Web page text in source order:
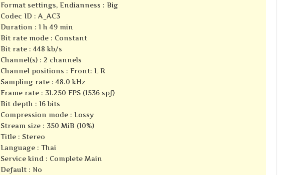
Format settings, Endianness : Big
Codec ID : A_AC3
Duration : 1 h 49 min
Bit rate mode : Constant
Bit rate : 448 kb/s
Channel(s) : 2 channels
Channel positions : Front: L R
Sampling rate : 48.0 kHz
Frame rate : 31.250 FPS (1536 spf)
Bit depth : 16 bits
Compression mode : Lossy
Stream size : 350 MiB (10%)
Title : Stereo
Language : Thai
Service kind : Complete Main
Default : No